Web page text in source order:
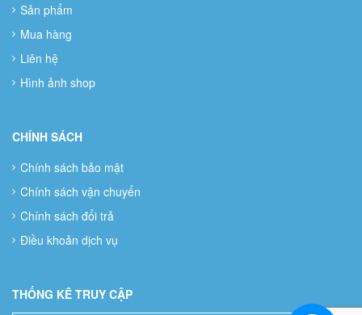
Sản phẩm
Mua hàng
Liên hệ
Hình ảnh shop
CHÍNH SÁCH
Chính sách bảo mật
Chính sách vận chuyển
Chính sách đổi trả
Điều khoản dịch vụ
THỐNG KÊ TRUY CẬP